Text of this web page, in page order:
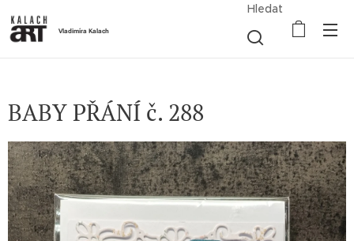
Vladimíra Kalach
Hledat
BABY PŘÁNÍ č. 288